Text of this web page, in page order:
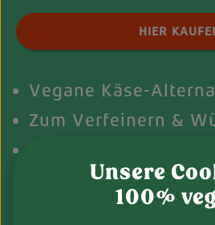
Vegane Käse-
Zum Verfeinern &
Hefeschmelz und
Käsealternativen
Produkt Anzahl: Gib den
HIER
Unsere
100%